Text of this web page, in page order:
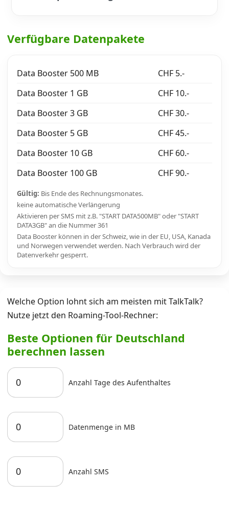
Verfügbare Datenpakete
Data Booster 500 MB
CHF 5.-
Data Booster 1 GB
CHF 10.-
Data Booster 3 GB
CHF 30.-
Data Booster 5 GB
CHF 45.-
Data Booster 10 GB
CHF 60.-
Data Booster 100 GB
CHF 90.-
Gültig: Bis Ende des Rechnungsmonates.
keine automatische Verlängerung
Aktivieren per SMS mit z.B. "START DATA500MB" oder "START
DATA3GB" an die Nummer 361
Data Booster können in der Schweiz, wie in der EU, USA, Kanada
und Norwegen verwendet werden. Nach Verbrauch wird der
Datenverkehr gesperrt.
Welche Option lohnt sich am meisten mit TalkTalk?
Nutze jetzt den Roaming-Tool-Rechner:
Beste Optionen für Deutschland
berechnen lassen
Anzahl Tage des Aufenthaltes
Datenmenge in MB
Anzahl SMS